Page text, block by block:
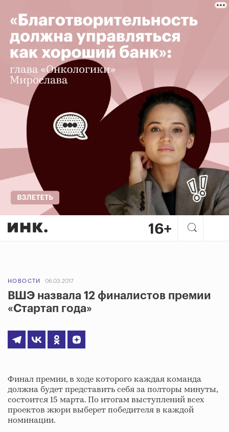
НОВОСТИ 06.03.2017
ВШЭ назвала 12 финалистов премии
«Стартап года»
Финал премии, в ходе которого каждая команда
должна будет представить себя за полторы минуты,
состоится 15 марта. По итогам выступлений всех
проектов жюри выберет победителя в каждой
номинации.